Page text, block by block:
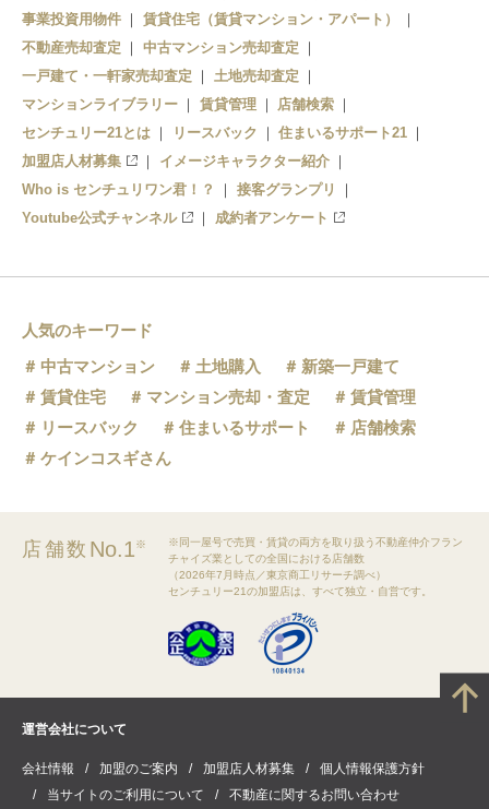
谷町四丁目
谷町六丁目
堺筋本町
長堀橋
事業投資用物件
賃貸住宅（賃貸マンション・アパート）
不動産売却査定
中古マンション売却査定
一戸建て・一軒家売却査定
土地売却査定
マンションライブラリー
賃貸管理
店舗検索
センチュリー21とは
リースバック
住まいるサポート21
加盟店人材募集
イメージキャラクター紹介
Who is センチュリワン君！？
接客グランプリ
Youtube公式チャンネル
成約者アンケート
人気のキーワード
中古マンション
土地購入
新築一戸建て
賃貸住宅
マンション売却・査定
賃貸管理
リースバック
住まいるサポート
店舗検索
ケインコスギさん
店舗数 No.1※
※同一屋号で売買・賃貸の両方を取り扱う不動産仲介フラン
チャイズ業としての全国における店舗数
（2026年7月時点／東京商工リサーチ調べ）
センチュリー21の加盟店は、すべて独立・自営です。
運営会社について
会社情報 加盟のご案内 加盟店人材募集
個人情報保護方針
当サイトのご利用について
不動産に関するお問い合わせ